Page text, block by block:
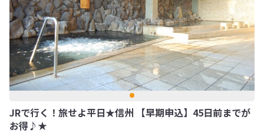
JRで行く！旅せよ平日★信州 【早期申込】45日前までが
お得♪★